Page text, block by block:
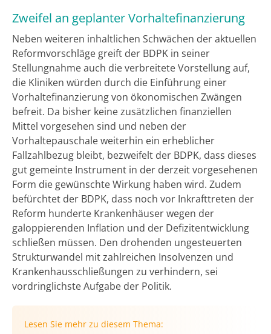
Zweifel an geplanter Vorhaltefinanzierung
Neben weiteren inhaltlichen Schwächen der aktuellen
Reformvorschläge greift der BDPK in seiner
Stellungnahme auch die verbreitete Vorstellung auf,
die Kliniken würden durch die Einführung einer
Vorhaltefinanzierung von ökonomischen Zwängen
befreit. Da bisher keine zusätzlichen finanziellen
Mittel vorgesehen sind und neben der
Vorhaltepauschale weiterhin ein erheblicher
Fallzahlbezug bleibt, bezweifelt der BDPK, dass dieses
gut gemeinte Instrument in der derzeit vorgesehenen
Form die gewünschte Wirkung haben wird. Zudem
befürchtet der BDPK, dass noch vor Inkrafttreten der
Reform hunderte Krankenhäuser wegen der
galoppierenden Inflation und der Defizitentwicklung
schließen müssen. Den drohenden ungesteuerten
Strukturwandel mit zahlreichen Insolvenzen und
Krankenhausschließungen zu verhindern, sei
vordringlichste Aufgabe der Politik.
Lesen Sie mehr zu diesem Thema: